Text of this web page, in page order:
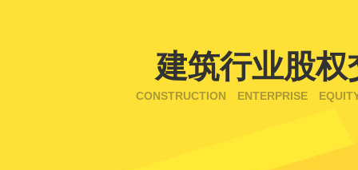
建筑行业股权
CONSTRUCTION ENTERPRISE